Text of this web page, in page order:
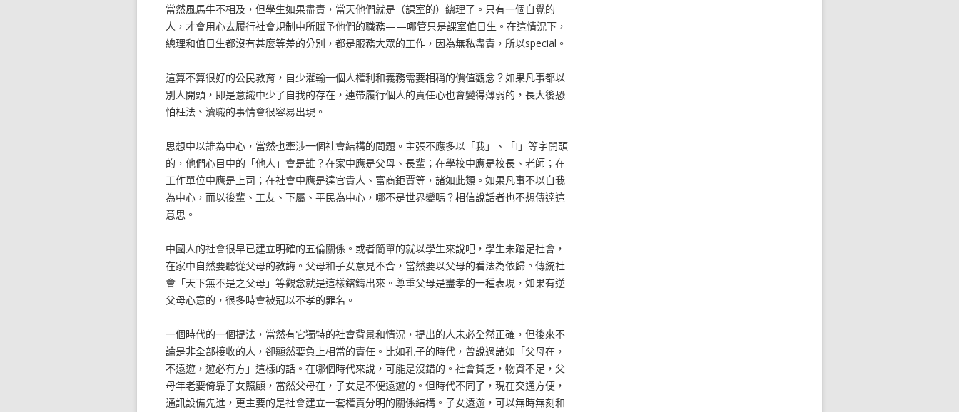
當然風馬牛不相及，但學生如果盡責，當天他們就是（課室的）總理了。只有一個自覺的
人，才會用心去履行社會規制中所賦予他們的職務——哪管只是課室值日生。在這情況下，
總理和值日生都沒有甚麼等差的分別，都是服務大眾的工作，因為無私盡責，所以special。
這算不算很好的公民教育，自少灌輸一個人權利和義務需要相稱的價值觀念？如果凡事都以
別人開頭，即是意識中少了自我的存在，連帶履行個人的責任心也會變得薄弱的，長大後恐
怕枉法、瀆職的事情會很容易出現。
思想中以誰為中心，當然也牽涉一個社會結構的問題。主張不應多以「我」、「I」等字開頭
的，他們心目中的「他人」會是誰？在家中應是父母、長輩；在學校中應是校長、老師；在
工作單位中應是上司；在社會中應是達官貴人、富商鉅賈等，諸如此類。如果凡事不以自我
為中心，而以後輩、工友、下屬、平民為中心，哪不是世界變嗎？相信說話者也不想傳達這
意思。
中國人的社會很早已建立明確的五倫關係。或者簡單的就以學生來說吧，學生未踏足社會，
在家中自然要聽從父母的教誨。父母和子女意見不合，當然要以父母的看法為依歸。傳統社
會「天下無不是之父母」等觀念就是這樣鎔鑄出來。尊重父母是盡孝的一種表現，如果有逆
父母心意的，很多時會被冠以不孝的罪名。
一個時代的一個提法，當然有它獨特的社會背景和情況，提出的人未必全然正確，但後來不
論是非全部接收的人，卻顯然要負上相當的責任。比如孔子的時代，曾說過諸如「父母在，
不遠遊，遊必有方」這樣的話。在哪個時代來說，可能是沒錯的。社會貧乏，物資不足，父
母年老要倚靠子女照顧，當然父母在，子女是不便遠遊的。但時代不同了，現在交通方便，
通訊設備先進，更主要的是社會建立一套權責分明的關係結構。子女遠遊，可以無時無刻和